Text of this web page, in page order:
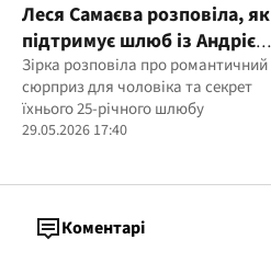
Леся Самаєва розповіла, як
підтримує шлюб із Андрієм
Самініним після 25 років
разом
Зірка розповіла про романтичний
сюрприз для чоловіка та секрет
їхнього 25-річного шлюбу
29.05.2026 17:40
Коментарі